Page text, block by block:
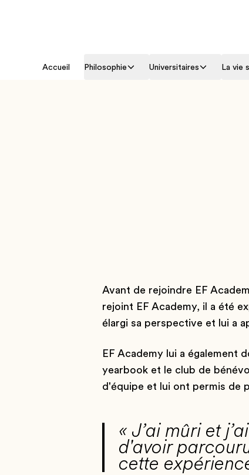
Accueil Philosophie Universitaires La vie
Avant de rejoindre EF
rejoint EF Academy, il a été
élargi sa perspective et lui a
EF Academy lui a également
yearbook et le club de
d'équipe et lui ont permis de
« J’ai mûri et
d'avoir
cette